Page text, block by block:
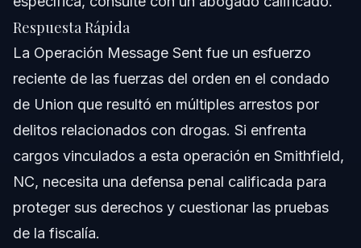
¿Qué es la Operación Message Sent?
¿Qué tipos de cargos pueden derivarse de la
Operación Message Sent?
¿Cómo ayuda un abogado defensor penal tras un
arresto en la Operación Message Sent?
¿Qué debo hacer inmediatamente después de un
arresto relacionado con la Operación Message Sent?
¿Puedo ser arrestado aunque no haya participado
directamente en ventas de drogas durante la Operación
Message Sent?
¿Qué tipo de evidencia utilizan los fiscales en casos de
la Operación Message Sent?
Respuesta Rápida
La Operación Message Sent fue un esfuerzo
reciente de las fuerzas del orden en el condado
de Union que resultó en múltiples arrestos por
delitos relacionados con drogas. Si enfrenta
cargos vinculados a esta operación en Smithfield,
NC, necesita una defensa penal calificada para
proteger sus derechos y cuestionar las pruebas
de la fiscalía.